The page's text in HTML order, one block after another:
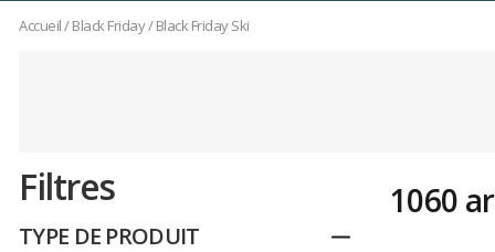
Accueil/Black Friday/Black Friday Ski
Filtres
TYPE DE PRODUIT Replier
1060